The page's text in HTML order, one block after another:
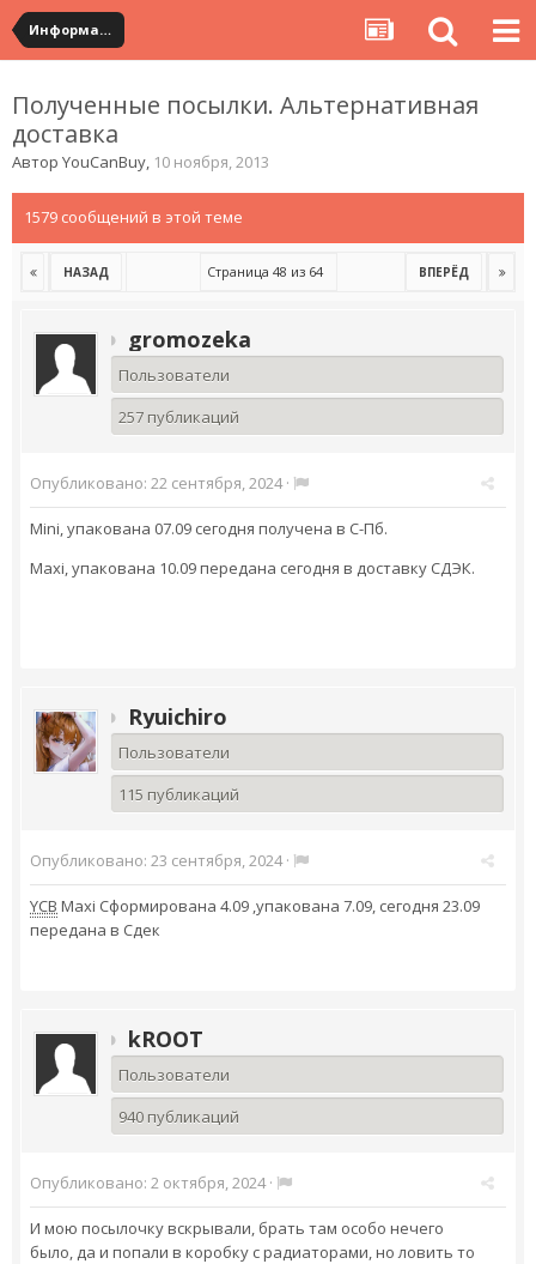
Информация по полученным посылкам
Полученные посылки. Альтернативная
доставка
Автор YouCanBuy, 10 ноября, 2013
1579 сообщений в этой теме
НАЗАД ВПЕРЁД
Страница 48 из 64
gromozeka
Пользователи
257 публикаций
Опубликовано: 22 сентября, 2024·
Mini, упакована 07.09 сегодня получена в С-Пб.
Maxi, упакована 10.09 передана сегодня в доставку СДЭК.
Ryuichiro
Пользователи
115 публикаций
Опубликовано: 23 сентября, 2024·
YCB Maxi Сформирована 4.09 ,упакована 7.09, сегодня 23.09
передана в Сдек
kROOT
Пользователи
940 публикаций
Опубликовано: 2 октября, 2024·
И мою посылочку вскрывали, брать там особо нечего
было, да и попали в коробку с радиаторами, но ловить то